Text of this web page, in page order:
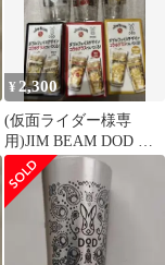
¥ 2,300
(仮面ライダー様専
用)JIM BEAM DOD コ
ラボグラス 3種セット